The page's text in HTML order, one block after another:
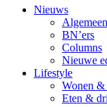
Nieuws
Algemeen
BN’ers
Columns
Nieuwe
Lifestyle
Wonen &
Eten &